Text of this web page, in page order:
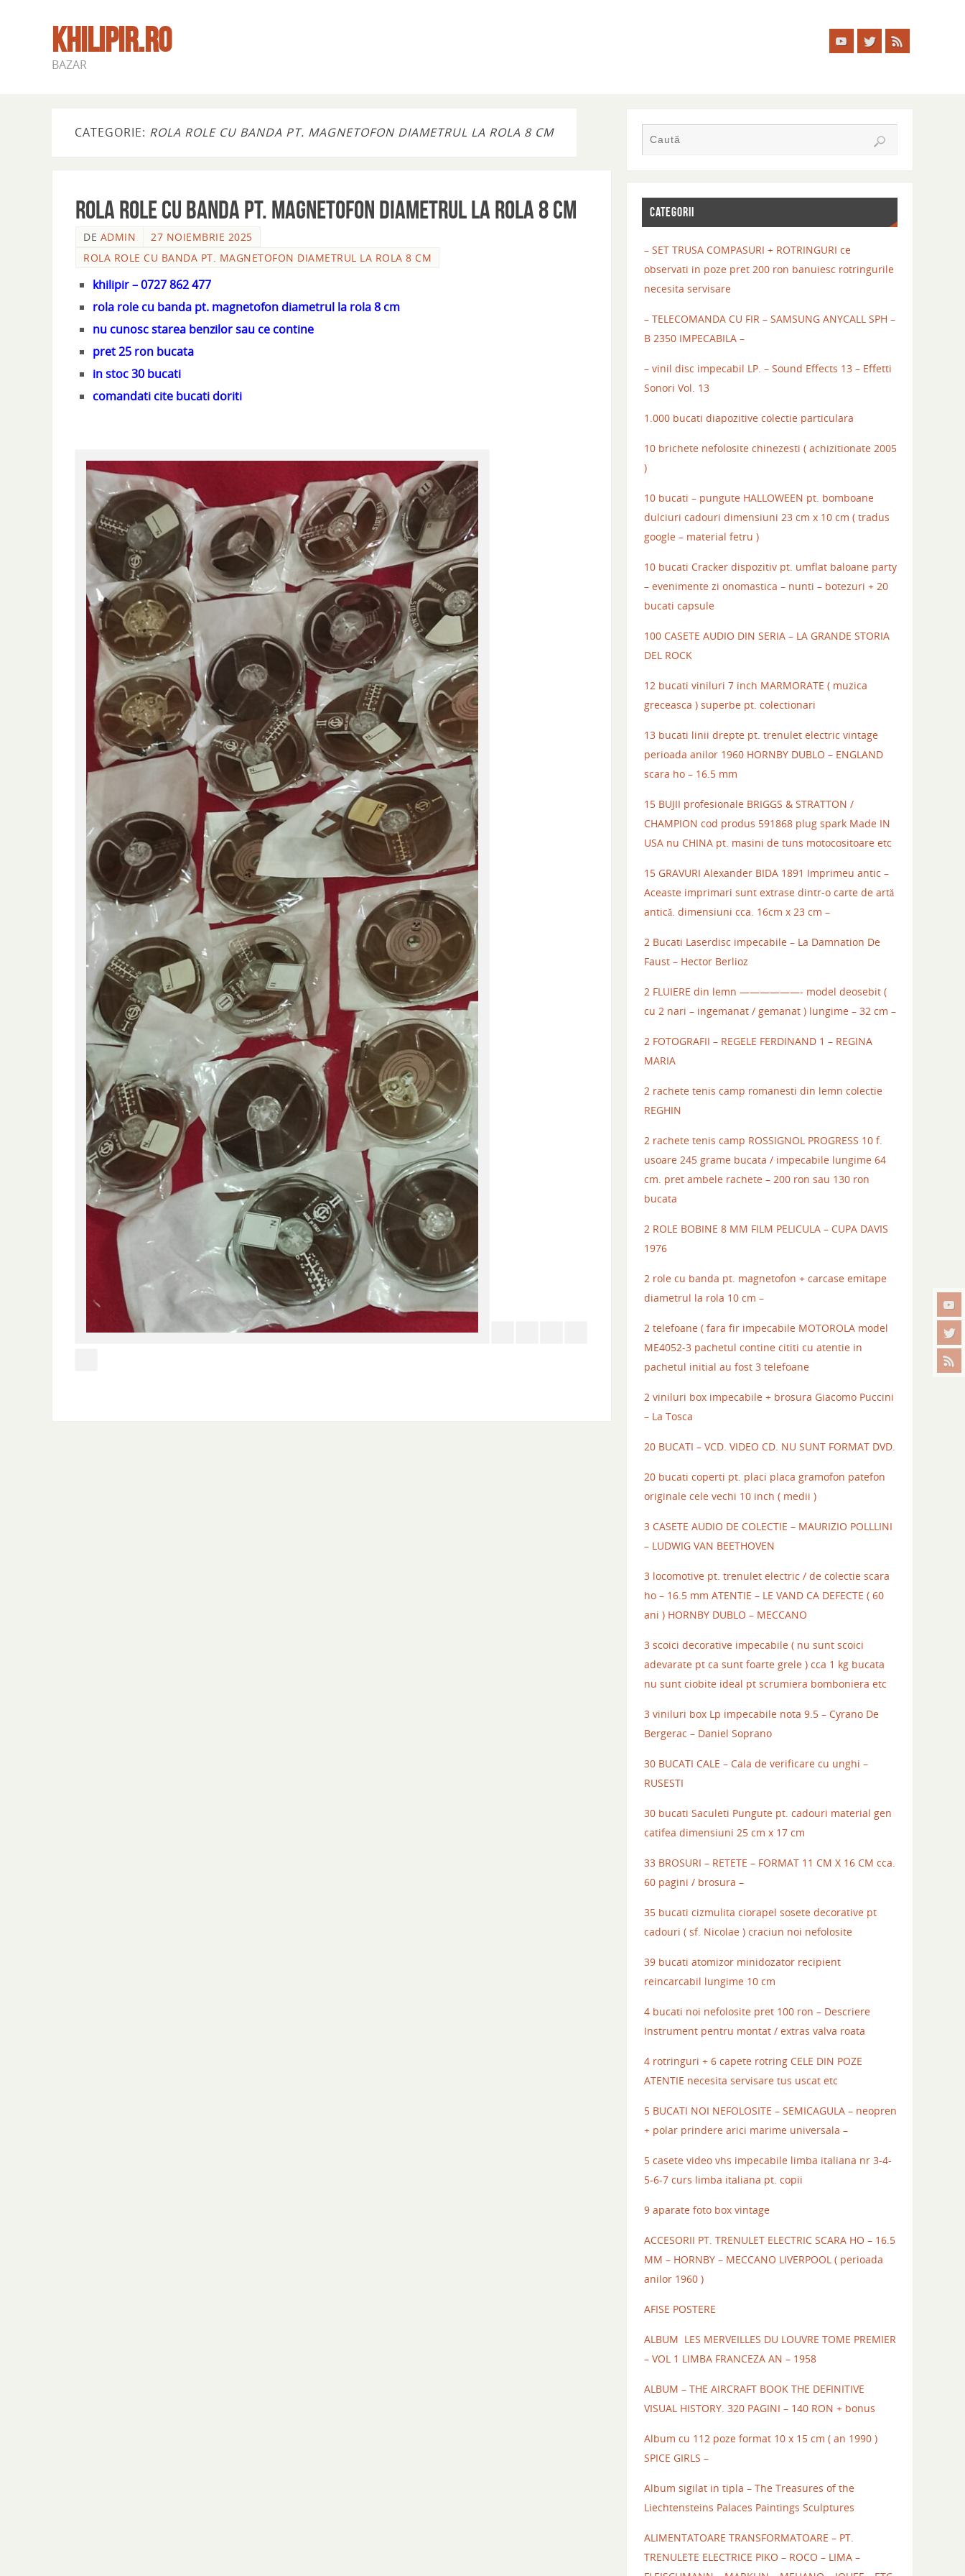
KHILIPIR.RO
BAZAR
CATEGORIE: ROLA ROLE CU BANDA PT. MAGNETOFON DIAMETRUL LA ROLA 8 CM
Rola role cu banda pt. magnetofon diametrul la rola 8 cm
DE ADMIN
27 NOIEMBRIE 2025
ROLA ROLE CU BANDA PT. MAGNETOFON DIAMETRUL LA ROLA 8 CM
khilipir – 0727 862 477
rola role cu banda pt. magnetofon diametrul la rola 8 cm
nu cunosc starea benzilor sau ce contine
pret 25 ron bucata
in stoc 30 bucati
comandati cite bucati doriti
CATEGORII
– SET TRUSA COMPASURI + ROTRINGURI ce
observati in poze pret 200 ron banuiesc rotringurile
necesita servisare
– TELECOMANDA CU FIR – SAMSUNG ANYCALL SPH –
B 2350 IMPECABILA –
– vinil disc impecabil LP. – Sound Effects 13 – Effetti
Sonori Vol. 13
1.000 bucati diapozitive colectie particulara
10 brichete nefolosite chinezesti ( achizitionate 2005
)
10 bucati – pungute HALLOWEEN pt. bomboane
dulciuri cadouri dimensiuni 23 cm x 10 cm ( tradus
google – material fetru )
10 bucati Cracker dispozitiv pt. umflat baloane party
– evenimente zi onomastica – nunti – botezuri + 20
bucati capsule
100 CASETE AUDIO DIN SERIA – LA GRANDE STORIA
DEL ROCK
12 bucati viniluri 7 inch MARMORATE ( muzica
greceasca ) superbe pt. colectionari
13 bucati linii drepte pt. trenulet electric vintage
perioada anilor 1960 HORNBY DUBLO – ENGLAND
scara ho – 16.5 mm
15 BUJII profesionale BRIGGS & STRATTON /
CHAMPION cod produs 591868 plug spark Made IN
USA nu CHINA pt. masini de tuns motocositoare etc
15 GRAVURI Alexander BIDA 1891 Imprimeu antic –
Aceaste imprimari sunt extrase dintr-o carte de artă
antică. dimensiuni cca. 16cm x 23 cm –
2 Bucati Laserdisc impecabile – La Damnation De
Faust – Hector Berlioz
2 FLUIERE din lemn ——————- model deosebit (
cu 2 nari – ingemanat / gemanat ) lungime – 32 cm –
2 FOTOGRAFII – REGELE FERDINAND 1 – REGINA
MARIA
2 rachete tenis camp romanesti din lemn colectie
REGHIN
2 rachete tenis camp ROSSIGNOL PROGRESS 10 f.
usoare 245 grame bucata / impecabile lungime 64
cm. pret ambele rachete – 200 ron sau 130 ron
bucata
2 ROLE BOBINE 8 MM FILM PELICULA – CUPA DAVIS
1976
2 role cu banda pt. magnetofon + carcase emitape
diametrul la rola 10 cm –
2 telefoane ( fara fir impecabile MOTOROLA model
ME4052-3 pachetul contine cititi cu atentie in
pachetul initial au fost 3 telefoane
2 viniluri box impecabile + brosura Giacomo Puccini
– La Tosca
20 BUCATI – VCD. VIDEO CD. NU SUNT FORMAT DVD.
20 bucati coperti pt. placi placa gramofon patefon
originale cele vechi 10 inch ( medii )
3 CASETE AUDIO DE COLECTIE – MAURIZIO POLLLINI
– LUDWIG VAN BEETHOVEN
3 locomotive pt. trenulet electric / de colectie scara
ho – 16.5 mm ATENTIE – LE VAND CA DEFECTE ( 60
ani ) HORNBY DUBLO – MECCANO
3 scoici decorative impecabile ( nu sunt scoici
adevarate pt ca sunt foarte grele ) cca 1 kg bucata
nu sunt ciobite ideal pt scrumiera bomboniera etc
3 viniluri box Lp impecabile nota 9.5 – Cyrano De
Bergerac – Daniel Soprano
30 BUCATI CALE – Cala de verificare cu unghi –
RUSESTI
30 bucati Saculeti Pungute pt. cadouri material gen
catifea dimensiuni 25 cm x 17 cm
33 BROSURI – RETETE – FORMAT 11 CM X 16 CM cca.
60 pagini / brosura –
35 bucati cizmulita ciorapel sosete decorative pt
cadouri ( sf. Nicolae ) craciun noi nefolosite
39 bucati atomizor minidozator recipient
reincarcabil lungime 10 cm
4 bucati noi nefolosite pret 100 ron – Descriere
Instrument pentru montat / extras valva roata
4 rotringuri + 6 capete rotring CELE DIN POZE
ATENTIE necesita servisare tus uscat etc
5 BUCATI NOI NEFOLOSITE – SEMICAGULA – neopren
+ polar prindere arici marime universala –
5 casete video vhs impecabile limba italiana nr 3-4-
5-6-7 curs limba italiana pt. copii
9 aparate foto box vintage
ACCESORII PT. TRENULET ELECTRIC SCARA HO – 16.5
MM – HORNBY – MECCANO LIVERPOOL ( perioada
anilor 1960 )
AFISE POSTERE
ALBUM LES MERVEILLES DU LOUVRE TOME PREMIER
– VOL 1 LIMBA FRANCEZA AN – 1958
ALBUM – THE AIRCRAFT BOOK THE DEFINITIVE
VISUAL HISTORY. 320 PAGINI – 140 RON + bonus
Album cu 112 poze format 10 x 15 cm ( an 1990 )
SPICE GIRLS –
Album sigilat in tipla – The Treasures of the
Liechtensteins Palaces Paintings Sculptures
ALIMENTATOARE TRANSFORMATOARE – PT.
TRENULETE ELECTRICE PIKO – ROCO – LIMA –